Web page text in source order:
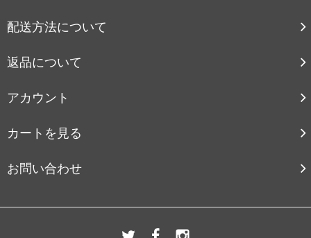
配送方法について
返品について
アカウント
カートを見る
お問い合わせ